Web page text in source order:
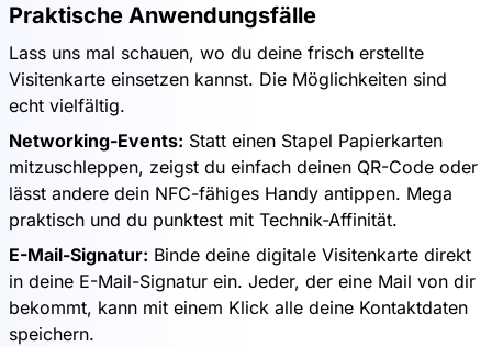
Praktische Anwendungsfälle
Lass uns mal schauen, wo du deine frisch erstellte
Visitenkarte einsetzen kannst. Die Möglichkeiten sind
echt vielfältig.
Networking-Events: Statt einen Stapel Papierkarten
mitzuschleppen, zeigst du einfach deinen QR-Code oder
lässt andere dein NFC-fähiges Handy antippen. Mega
praktisch und du punktest mit Technik-Affinität.
E-Mail-Signatur: Binde deine digitale Visitenkarte direkt
in deine E-Mail-Signatur ein. Jeder, der eine Mail von dir
bekommt, kann mit einem Klick alle deine Kontaktdaten
speichern.